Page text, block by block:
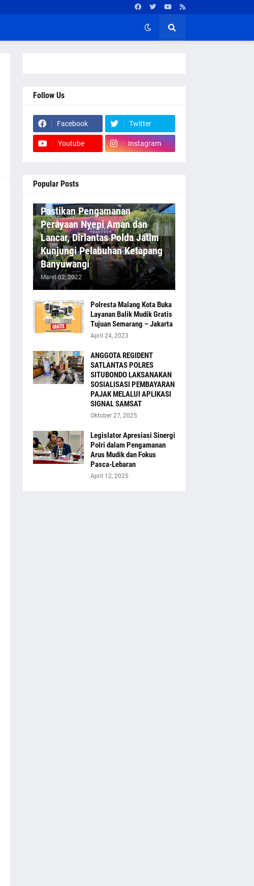
Follow Us
Facebook Twitter
Youtube Instagram
Popular Posts
Pastikan Pengamanan
Perayaan Nyepi Aman dan
Lancar, Dirlantas Polda Jatim
Kunjungi Pelabuhan Ketapang
Banyuwangi
Maret 02, 2022
Polresta Malang Kota Buka
Layanan Balik Mudik Gratis
Tujuan Semarang – Jakarta
April 24, 2023
ANGGOTA REGIDENT
SATLANTAS POLRES
SITUBONDO LAKSANAKAN
SOSIALISASI PEMBAYARAN
PAJAK MELALUI APLIKASI
SIGNAL SAMSAT
Oktober 27, 2025
Legislator Apresiasi Sinergi
Polri dalam Pengamanan
Arus Mudik dan Fokus
Pasca-Lebaran
April 12, 2025